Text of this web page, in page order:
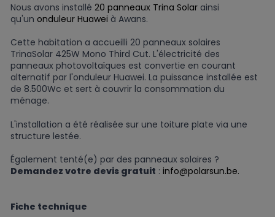
Nous avons installé 20 panneaux Trina Solar ainsi
qu'un onduleur Huawei à Awans.
Cette habitation a accueilli 20 panneaux solaires
TrinaSolar 425W Mono Third Cut. L'électricité des
panneaux photovoltaïques est convertie en courant
alternatif par l'onduleur Huawei. La puissance installée est
de 8.500Wc et sert à couvrir la consommation du
ménage.
L'installation a été réalisée sur une toiture plate via une
structure lestée.
Également tenté(e) par des panneaux solaires ?
Demandez votre devis gratuit : info@polarsun.be.
Fiche technique